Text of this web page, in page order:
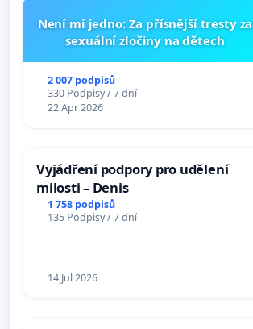
Není mi jedno: Za přísnější tresty za
sexuální zločiny na dětech
2 007 podpisů
330 Podpisy / 7 dní
22 Apr 2026
Vyjádření podpory pro udělení
milosti – Denis
1 758 podpisů
135 Podpisy / 7 dní
14 Jul 2026